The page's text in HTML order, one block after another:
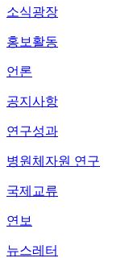
소식광장
홍보활동
언론
공지사항
연구성과
병원체자원 연구
국제교류
연보
뉴스레터